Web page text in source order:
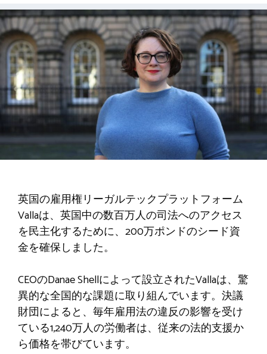
英国の雇用権リーガルテックプラットフォーム
Vallaは、英国中の数百万人の司法へのアクセス
を民主化するために、200万ポンドのシード資
金を確保しました。
CEOのDanae Shellによって設立されたVallaは、驚
異的な全国的な課題に取り組んでいます。決議
財団によると、毎年雇用法の違反の影響を受け
ている1,240万人の労働者は、従来の法的支援か
ら価格を帯びています。